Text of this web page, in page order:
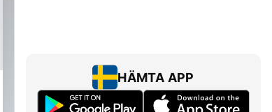
HÄMTA APP